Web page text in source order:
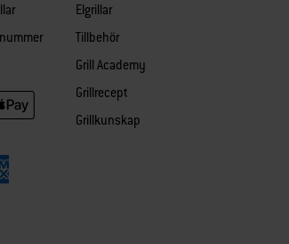
Elgrillar
Tillbehör
Grill Academy
Grillrecept
Grillkunskap